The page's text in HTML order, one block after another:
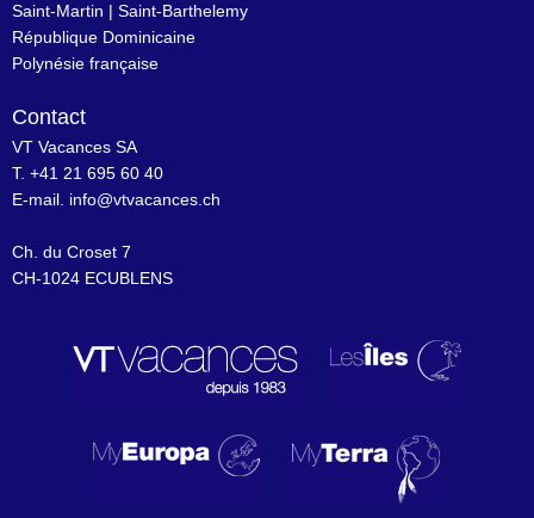
Saint-Martin | Saint-Barthelemy
République Dominicaine
Polynésie française
Contact
VT Vacances SA
T. +41 21 695 60 40
E-mail. info@vtvacances.ch
Ch. du Croset 7
CH-1024 ECUBLENS